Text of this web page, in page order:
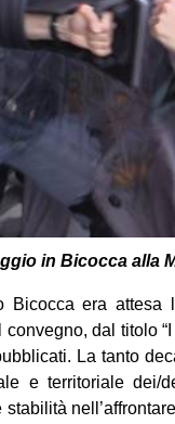
in Bicocca alla
Bicocca era attesa
dal titolo
La tanto
e territoriale dei/